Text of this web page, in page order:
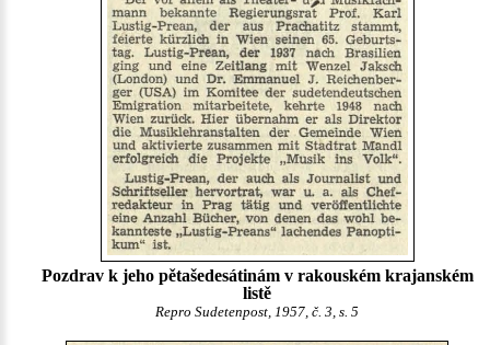
Pozdrav k jeho pětašedesátinám v rakouském krajanském
listě
Repro Sudetenpost, 1957, č. 3, s. 5